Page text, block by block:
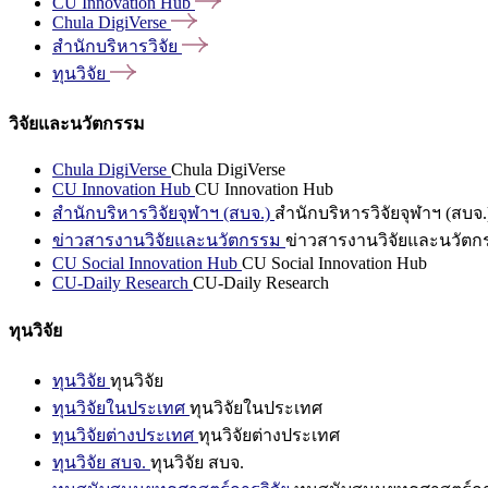
Chula DigiVerse
สำนักบริหารวิจัย
ทุนวิจัย
วิจัยและนวัตกรรม
Chula DigiVerse Chula DigiVerse
CU Innovation Hub CU Innovation Hub
สำนักบริหารวิจัยจุฬาฯ (สบจ.) สำนักบริหารวิจัยจุฬาฯ (สบจ
ข่าวสารงานวิจัยและนวัตกรรม ข่าวสารงานวิจัยและนวัตก
CU Social Innovation Hub CU Social Innovation Hub
CU-Daily Research CU-Daily Research
ทุนวิจัย
ทุนวิจัย ทุนวิจัย
ทุนวิจัยในประเทศ ทุนวิจัยในประเทศ
ทุนวิจัยต่างประเทศ ทุนวิจัยต่างประเทศ
ทุนวิจัย สบจ. ทุนวิจัย สบจ.